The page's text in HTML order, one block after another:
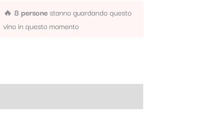
🔥8 personestanno guardando questo
vino in questo momento